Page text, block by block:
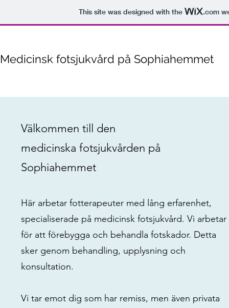
This site was designed with the .com
Medicinsk fotsjukvård på Sophiahemmet
Välkommen till den
medicinska fotsjukvården på
Sophiahemmet
Här arbetar fotterapeuter med lång erfarenhet,
specialiserade på medicinsk fotsjukvård. Vi arbetar
för att förebygga och behandla fotskador. Detta
sker genom behandling, upplysning och
konsultation.
Vi tar emot dig som har remiss, men även privata